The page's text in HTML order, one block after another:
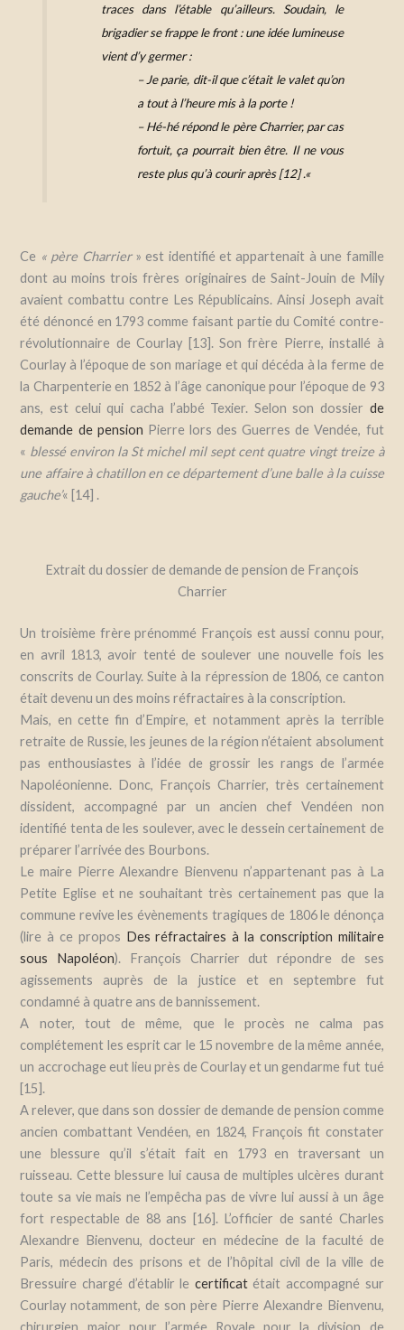
traces dans l’étable qu’ailleurs. Soudain, le
brigadier se frappe le front : une idée lumineuse
vient d’y germer :
– Je parie, dit-il que c’était le valet qu’on
a tout à l’heure mis à la porte !
– Hé-hé répond le père Charrier, par cas
fortuit, ça pourrait bien être. Il ne vous
reste plus qu’à courir après [12].«
Ce « père Charrier» est identifié et appartenait à une famille
dont au moins trois frères originaires de Saint-Jouin de Mily
avaient combattu contre Les Républicains. Ainsi Joseph avait
été dénoncé en 1793 comme faisant partie du Comité contre-
révolutionnaire de Courlay [13]. Son frère Pierre, installé à
Courlay à l’époque de son mariage et qui décéda à la ferme de
la Charpenterie en 1852 à l’âge canonique pour l’époque de 93
ans, est celui qui cacha l’abbé Texier. Selon son dossier de
demande de pension Pierre lors des Guerres de Vendée, fut
« blessé environ la St michel mil sept cent quatre vingt treize à
une affaire à chatillon en ce département d’une balle à la cuisse
gauche’« [14] .
Extrait du dossier de demande de pension de François
Charrier
Un troisième frère prénommé François est aussi connu pour,
en avril 1813, avoir tenté de soulever une nouvelle fois les
conscrits de Courlay. Suite à la répression de 1806, ce canton
était devenu un des moins réfractaires à la conscription.
Mais, en cette fin d’Empire, et notamment après la terrible
retraite de Russie, les jeunes de la région n’étaient absolument
pas enthousiastes à l’idée de grossir les rangs de l’armée
Napoléonienne. Donc, François Charrier, très certainement
dissident, accompagné par un ancien chef Vendéen non
identifié tenta de les soulever, avec le dessein certainement de
préparer l’arrivée des Bourbons.
Le maire Pierre Alexandre Bienvenu n’appartenant pas à La
Petite Eglise et ne souhaitant très certainement pas que la
commune revive les évènements tragiques de 1806 le dénonça
(lire à ce propos Des réfractaires à la conscription militaire
sous Napoléon). François Charrier dut répondre de ses
agissements auprès de la justice et en septembre fut
condamné à quatre ans de bannissement.
A noter, tout de même, que le procès ne calma pas
complétement les esprit car le 15 novembre de la même année,
un accrochage eut lieu près de Courlay et un gendarme fut tué
[15].
A relever, que dans son dossier de demande de pension comme
ancien combattant Vendéen, en 1824, François fit constater
une blessure qu’il s’était fait en 1793 en traversant un
ruisseau. Cette blessure lui causa de multiples ulcères durant
toute sa vie mais ne l’empêcha pas de vivre lui aussi à un âge
fort respectable de 88 ans [16]. L’officier de santé Charles
Alexandre Bienvenu, docteur en médecine de la faculté de
Paris, médecin des prisons et de l’hôpital civil de la ville de
Bressuire chargé d’établir le certificat était accompagné sur
Courlay notamment, de son père Pierre Alexandre Bienvenu,
chirurgien major pour l’armée Royale pour la division de